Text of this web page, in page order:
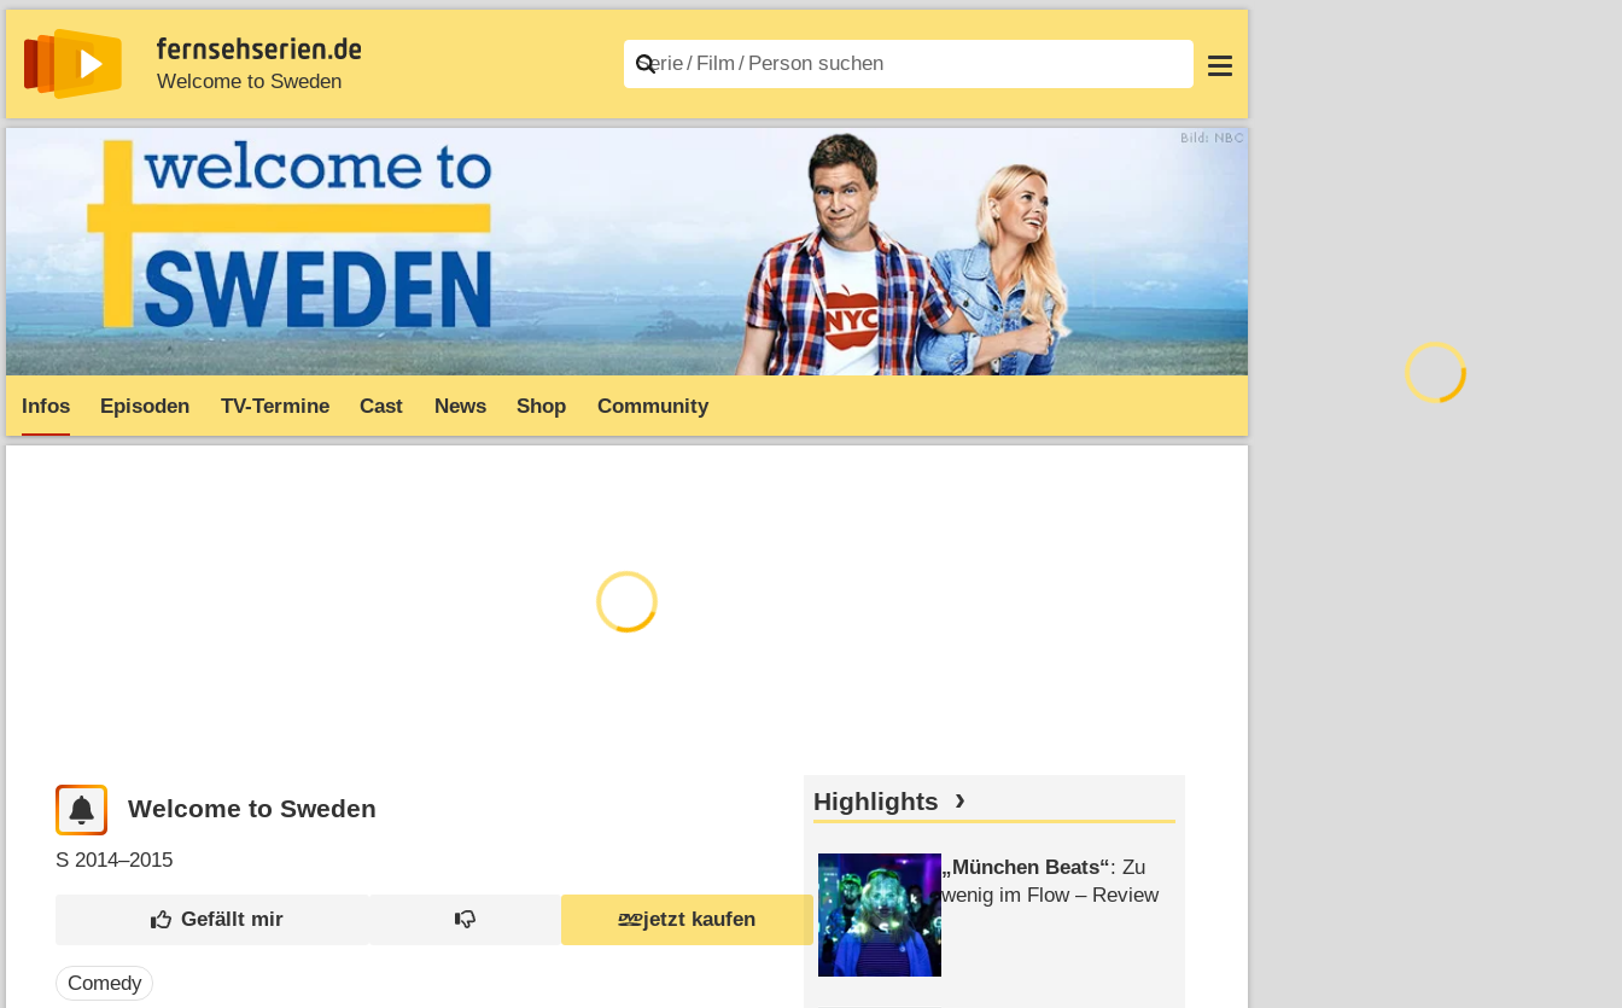
Welcome to Sweden
News Entdecken Streaming Filme A–Z Login
Infos Episoden TV-Termine Cast News Shop Community
Welcome to Sweden
S 2014–2015
jetzt kaufen
Comedy
Highlights
München Beats : Zu
wenig im Flow – Review